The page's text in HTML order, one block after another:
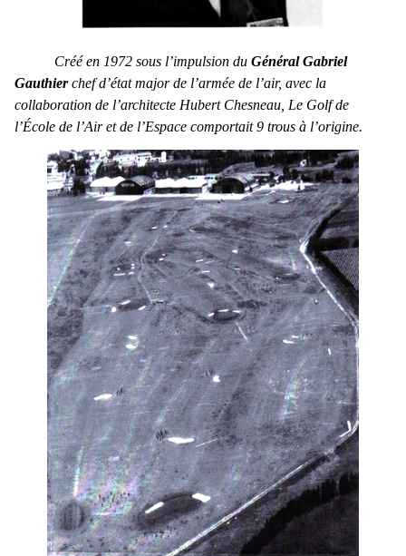
Créé en 1972 sous l’impulsion du Général Gabriel
Gauthierchef d’état major de l’armée de l’air, avec la
collaboration de l’architecte Hubert Chesneau, Le Golf de
l’École de l’Air et de l’Espace comportait 9 trous à l’origine.